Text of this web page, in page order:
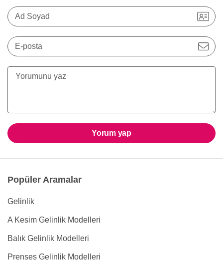
Ad Soyad
E-posta
Yorum yap
Popüler Aramalar
Gelinlik
A Kesim Gelinlik Modelleri
Balık Gelinlik Modelleri
Prenses Gelinlik Modelleri